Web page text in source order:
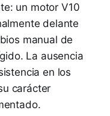
un motor V10
delante
manual de
La ausencia
en los
carácter